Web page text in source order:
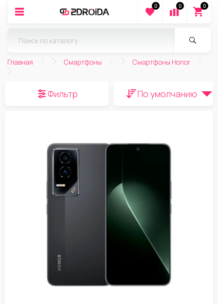
0 0 0
Главная Смартфоны Смартфоны Honor
Фильтр По умолчанию